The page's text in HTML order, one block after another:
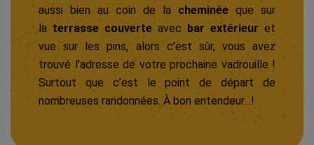
aussi bien au coin de la cheminée que sur
la terrasse couverte avec bar extérieur et
vue sur les pins, alors c’est sûr, vous avez
trouvé l’adresse de votre prochaine vadrouille !
Surtout que c’est le point de départ de
nombreuses randonnées. À bon entendeur…!